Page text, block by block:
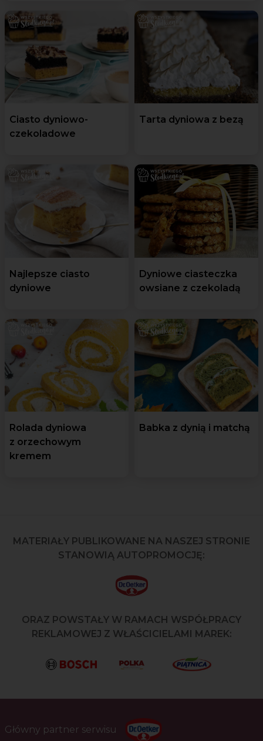
Ciasto dyniowo-
czekoladowe
Tarta dyniowa z bezą
Najlepsze ciasto
dyniowe
Dyniowe ciasteczka
owsiane z czekoladą
Rolada dyniowa
z orzechowym
kremem
Babka z dynią i matchą
MATERIAŁY PUBLIKOWANE NA NASZEJ STRONIE
STANOWIĄ AUTOPROMOCJĘ:
ORAZ POWSTAŁY W RAMACH WSPÓŁPRACY
REKLAMOWEJ Z WŁAŚCICIELAMI MAREK:
Główny partner serwisu